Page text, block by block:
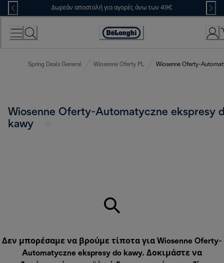
Skip
to
Content
Δωρεάν αποστολή για αγορές άνω των 49€
Accessibility
Spring Deals General Wiosenne Oferty PL Wiosenne Oferty-
Wiosenne Oferty-Automatyczne ekspresy
kawy
Δεν μπορέσαμε να βρούμε τίποτα για Wiosenne Oferty-
Automatyczne ekspresy do kawy. Δοκιμάστε να